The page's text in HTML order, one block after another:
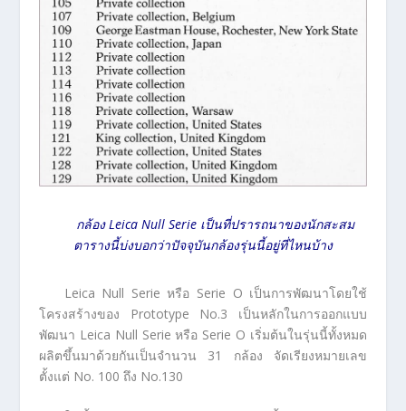
กล้อง Leica Null Serie เป็นที่ปรารถนาของนักสะสม
ตารางนี้บ่งบอกว่าปัจจุบันกล้องรุ่นนี้อยู่ที่ไหนบ้าง
Leica Null Serie หรือ Serie O เป็นการพัฒนาโดยใช้
โครงสร้างของ Prototype No.3 เป็นหลักในการออกแบบ
พัฒนา Leica Null Serie หรือ Serie O เริ่มต้นในรุ่นนี้ทั้งหมด
ผลิตขึ้นมาด้วยกันเป็นจำนวน 31 กล้อง จัดเรียงหมายเลข
ตั้งแต่ No. 100 ถึง No.130